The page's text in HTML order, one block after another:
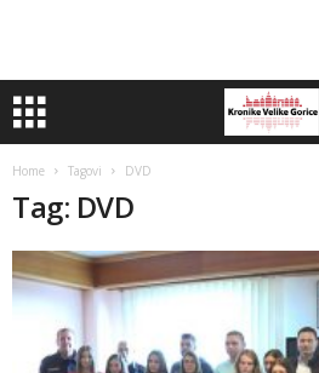
Home Tagovi DVD
Tag: DVD